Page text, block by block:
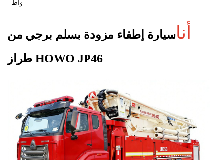
واط
أناسيارة إطفاء مزودة بسلم برجي من
طراز HOWO JP46